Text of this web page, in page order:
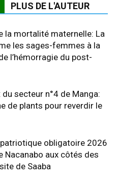
PLUS DE L'AUTEUR
la mortalité maternelle: La
les sages-femmes à la
l’hémorragie du post-
du secteur n°4 de Manga:
de plants pour reverdir le
obligatoire 2026
Nacanabo aux côtés des
de Saaba